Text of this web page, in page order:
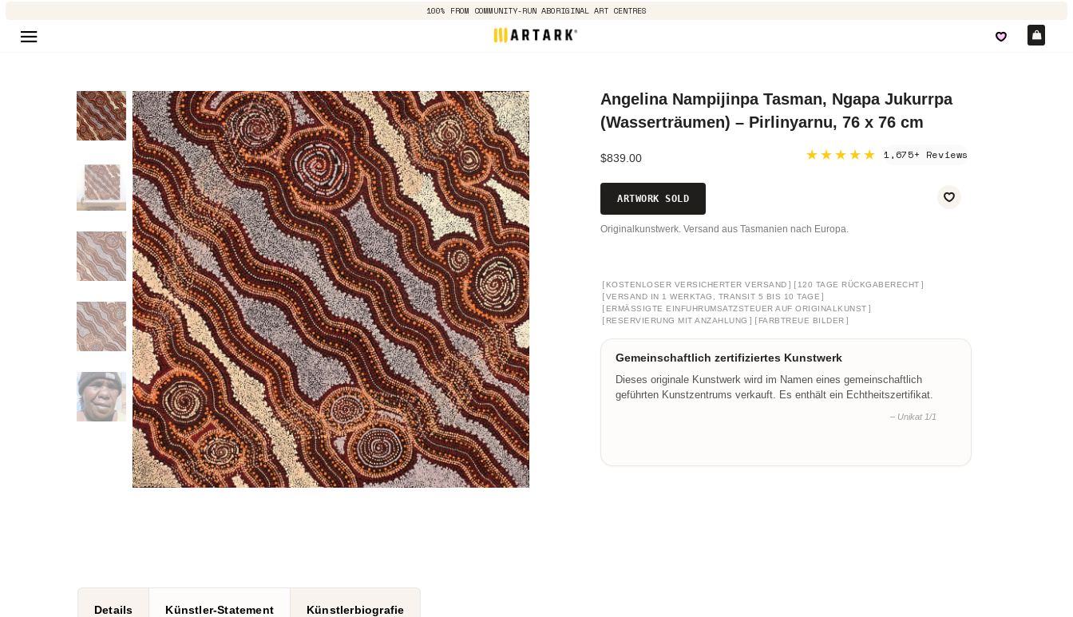
100% FROM COMMUNITY-RUN ABORIGINAL ART CENTRES
Angelina Nampijinpa Tasman, Ngapa Jukurrpa
(Wasserträumen) – Pirlinyarnu, 76 x 76 cm
$839.00 ★★★★★ 1,675+ Reviews
ARTWORK SOLD
Originalkunstwerk. Versand aus Tasmanien nach Europa.
[ KOSTENLOSER VERSICHERTER VERSAND ] [ 120 TAGE RÜCKGABERECHT ]
[VERSAND IN 1 WERKTAG, TRANSIT 5 BIS 10 TAGE ]
[ ERMÄSSIGTE EINFUHRUMSATZSTEUER AUF ORIGINALKUNST
]
[ RESERVIERUNG MIT ANZAHLUNG ] [ FARBTREUE BILDER ]
Gemeinschaftlich zertifiziertes Kunstwerk
Dieses originale Kunstwerk wird im Namen eines gemeinschaftlich
geführten Kunstzentrums verkauft. Es enthält ein Echtheitszertifikat.
– Unikat 1/1
Details Künstler-Statement Künstlerbiografie